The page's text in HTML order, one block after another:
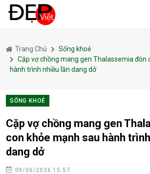
Trang Chủ
Sống khoẻ
Cặp vợ chồng mang gen Thalassemia đón
hành trình nhiều lần dang dở
SỐNG KHOẺ
Cặp vợ chồng mang gen
con khỏe mạnh sau hành
dang dở
09/06/2026 15:57